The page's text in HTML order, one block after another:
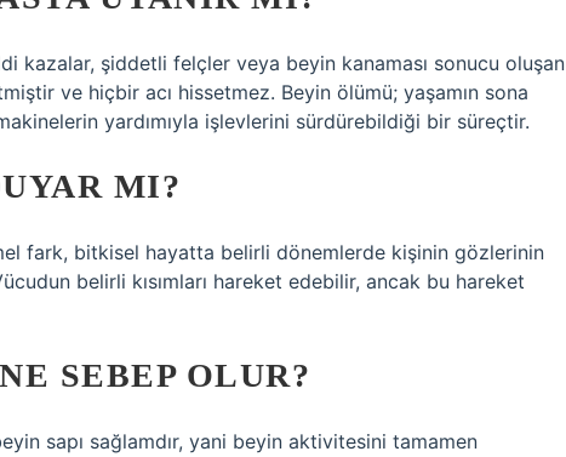
kazalar, şiddetli felçler veya beyin kanaması sonucu oluşan
ve hiçbir acı hissetmez. Beyin ölümü; yaşamın sona
yardımıyla işlevlerini sürdürebildiği bir süreçtir.
MI?
fark, bitkisel hayatta belirli dönemlerde kişinin gözlerinin
belirli kısımları hareket edebilir, ancak bu hareket
SEBEP OLUR?
sapı sağlamdır, yani beyin aktivitesini tamamen